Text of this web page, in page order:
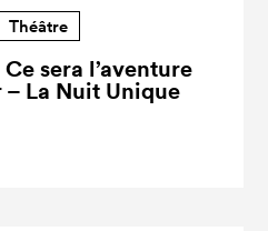
Théâtre
sera l’aventure
– La Nuit Unique